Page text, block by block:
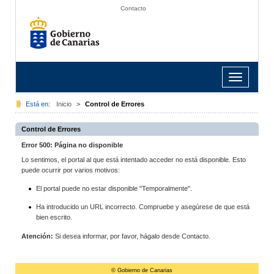
Contacto
Toggle
navigation
Está en: Inicio > Control de Errores
Control de Errores
Error 500: Página no disponible
Lo sentimos, el portal al que está intentado acceder no está disponible. Esto
puede ocurrir por varios motivos:
El portal puede no estar disponible "Temporalmente".
Ha introducido un URL incorrecto. Compruebe y asegúrese de que está
bien escrito.
Atención: Si desea informar, por favor, hágalo desde Contacto.
© Gobierno de Canarias